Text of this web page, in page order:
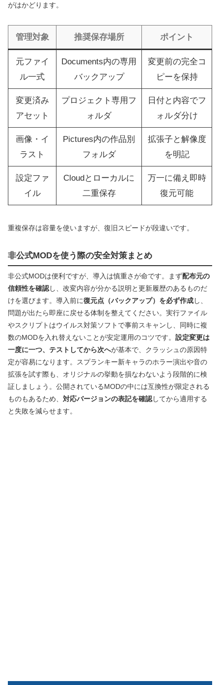
がはかどります。
管理対象 推奨保存場所 ポイント
元ファイ
ル一式
Documents内の専用
バックアップ
変更前の完全コ
ピーを保持
変更済み
アセット
プロジェクト専用フ
ォルダ
日付と内容でフ
ォルダ分け
画像・イ
ラスト
Pictures内の作品別
フォルダ
拡張子と解像度
を明記
設定ファ
イル
Cloudとローカルに
二重保存
万一に備え即時
復元可能
重複保存は容量を使いますが、復旧スピードが段違いです。
非公式MODを使う際の安全対策まとめ
非公式MODは便利ですが、導入は慎重さが命です。まず配布元の
信頼性を確認し、改変内容が分かる説明と更新履歴のあるものだ
けを選びます。導入前に復元点（バックアップ）を必ず作成し、
問題が出たら即座に戻せる体制を整えてください。実行ファイル
やスクリプトはウイルス対策ソフトで事前スキャンし、同時に複
数のMODを入れ替えないことが安定運用のコツです。 設定変更は
一度に一つ、テストしてから次へが基本で、クラッシュの原因特
定が容易になります。スプランキー新キャラのホラー演出や音の
拡張を試す際も、オリジナルの挙動を損なわないよう段階的に検
証しましょう。公開されているMODの中には互換性が限定される
ものもあるため、 対応バージョンの表記を確認してから適用する
と失敗を減らせます。